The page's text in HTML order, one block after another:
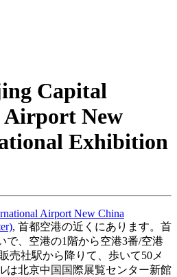
Capital
New
Exhibition
Airport New China
, 首都空港の近くにあります。首
で、空港の1階から空港3番/空港
売社駅から降りて、歩いて50メ
は北京中国国際展覧センター新館